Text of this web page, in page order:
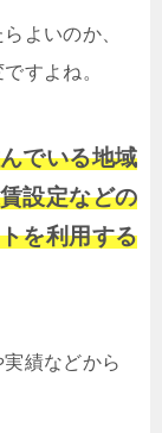
よいのか、
すよね。
でいる地域
設定などの
を利用する
績などから